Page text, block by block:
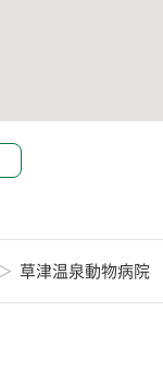
草津温泉動物病院